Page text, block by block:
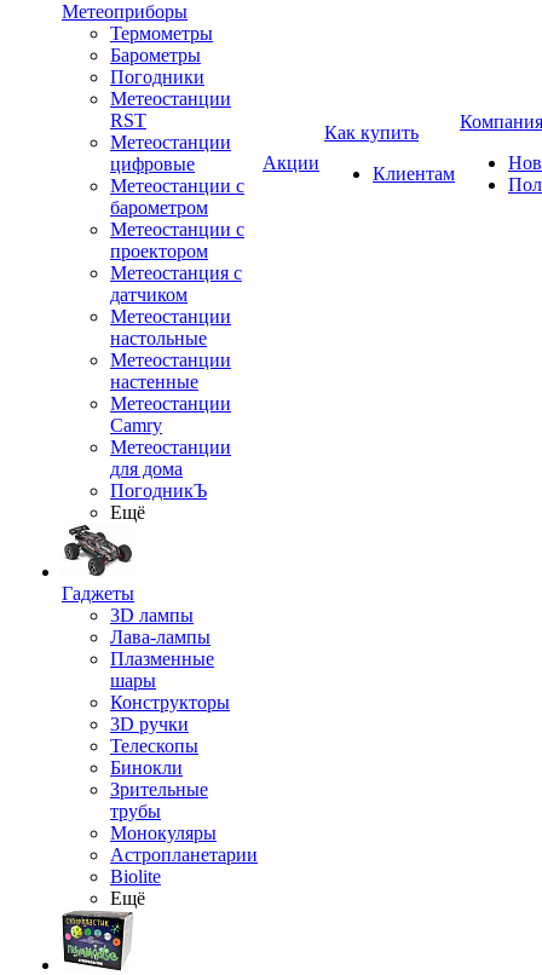
Метеоприборы
Термометры
Барометры
Погодники
Метеостанции
RST
Метеостанции
цифровые
Метеостанции с
барометром
Метеостанции с
проектором
Метеостанция с
датчиком
Метеостанции
настольные
Метеостанции
настенные
Метеостанции
Camry
Метеостанции
для дома
ПогодникЪ
Ещё
Гаджеты
3D лампы
Лава-лампы
Плазменные
шары
Конструкторы
3D ручки
Телескопы
Бинокли
Зрительные
трубы
Монокуляры
Астропланетарии
Biolite
Ещё
Акции
Как купить
Клиентам
Компания